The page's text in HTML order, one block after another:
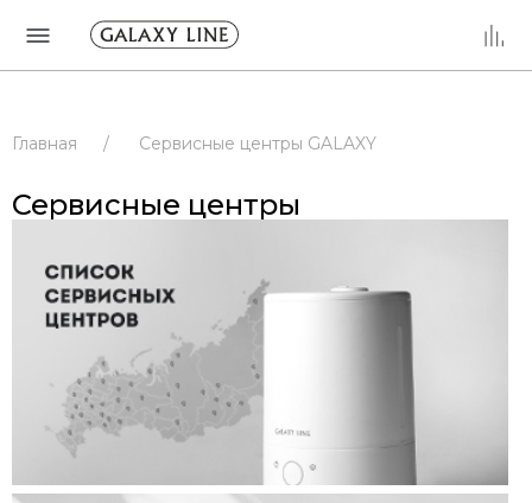
Главная / Сервисные центры GALAXY
Сервисные центры